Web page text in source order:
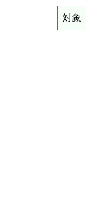
対象